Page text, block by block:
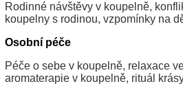
Rodinné návštěvy v koupelně,
koupelny s rodinou, vzpomínky na
Osobní péče
Péče o sebe v koupelně, relaxace
aromaterapie v koupelně, rituál